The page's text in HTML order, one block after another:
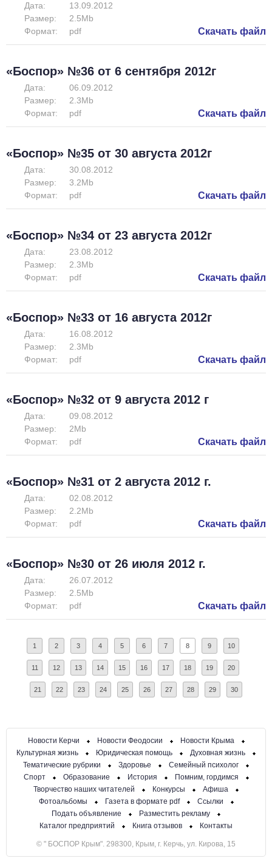
Дата:
13.09.2012
Размер:
2.5Mb
Формат:
pdf Скачать файл
«Боспор» №36 от 6 сентября 2012г
Дата:
06.09.2012
Размер:
2.3Mb
Формат:
pdf Скачать файл
«Боспор» №35 от 30 августа 2012г
Дата:
30.08.2012
Размер:
3.2Mb
Формат:
pdf Скачать файл
«Боспор» №34 от 23 августа 2012г
Дата:
23.08.2012
Размер:
2.3Mb
Формат:
pdf Скачать файл
«Боспор» №33 от 16 августа 2012г
Дата:
16.08.2012
Размер:
2.3Mb
Формат:
pdf Скачать файл
«Боспор» №32 от 9 августа 2012 г
Дата:
09.08.2012
Размер:
2Mb
Формат:
pdf Скачать файл
«Боспор» №31 от 2 августа 2012 г.
Дата:
02.08.2012
Размер:
2.2Mb
Формат:
pdf Скачать файл
«Боспор» №30 от 26 июля 2012 г.
Дата:
26.07.2012
Размер:
2.5Mb
Формат:
pdf Скачать файл
1 2 3 4 5 6 7 8 9 10
11 12 13 14 15 16 17 18 19 20
21 22 23 24 25 26 27 28 29 30
Новости Керчи Новости Феодосии
Новости Крыма
Культурная жизнь
Юридическая помощь
Духовная жизнь
Тематические рубрики
Здоровье
Семейный психолог
Спорт
Образование История
Помним, гордимся
Творчество наших читателей
Конкурсы
Афиша
Фотоальбомы
Газета в формате pdf
Ссылки
Подать объявление
Разместить рекламу
Каталог предприятий
Книга отзывов Контакты
© " БОСПОР Крым". 298300, Крым, г. Керчь, ул. Кирова, 15